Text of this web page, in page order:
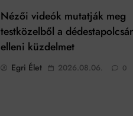
Nézői videók mutatják meg
testközelből a
elleni küzdelmet
Egri Élet 2026.08.06. 0